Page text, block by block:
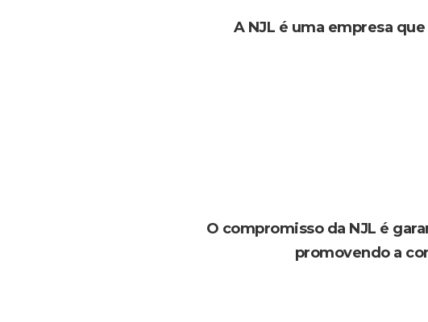
A NJL é uma empresa
O compromisso da NJL é
promovendo a